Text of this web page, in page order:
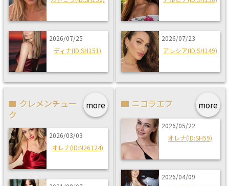
2026/07/25
ディナ(ID:SH151)
2026/07/23
アレシア(ID:SH149)
more
クレメンチュー
ク
2026/03/03
オレナ(ID:N26124)
more
ニコラエフ
2026/05/22
オレナ(ID:SH59)
2026/04/09